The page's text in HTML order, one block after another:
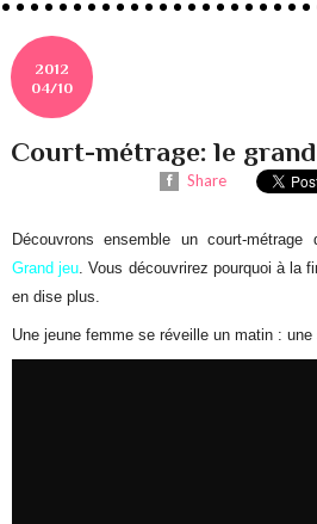
2012
04/10
Court-métrage: le
Share
Découvrons ensemble un court-
Grand jeu. Vous découvrirez pourquoi à la
en dise plus.
Une jeune femme se réveille un matin : une